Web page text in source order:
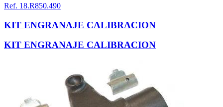
Ref. 18.R850.490
KIT ENGRANAJE CALIBRACION
KIT ENGRANAJE CALIBRACION